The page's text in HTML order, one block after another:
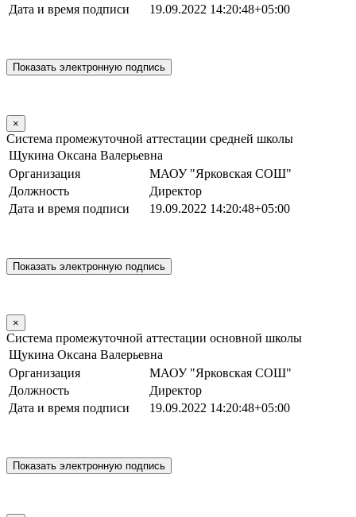
Дата и время подписи
19.09.2022 14:20:48+05:00
×
Система промежуточной аттестации средней школы
Щукина Оксана Валерьевна
Организация
МАОУ "Ярковская СОШ"
Должность
Директор
Дата и время подписи
19.09.2022 14:20:48+05:00
×
Система промежуточной аттестации основной школы
Щукина Оксана Валерьевна
Организация
МАОУ "Ярковская СОШ"
Должность
Директор
Дата и время подписи
19.09.2022 14:20:48+05:00